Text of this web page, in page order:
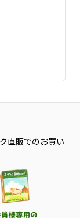
直販でのお買い